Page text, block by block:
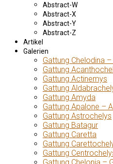
Abstract-W
Abstract-X
Abstract-Y
Abstract-Z
Artikel
Galerien
Gattung Chelodina
Gattung
Gattung Actinemys
Gattung
Gattung Amyda
Gattung Apalone –
Gattung Astrochelys
Gattung Batagur
Gattung Caretta
Gattung
Gattung